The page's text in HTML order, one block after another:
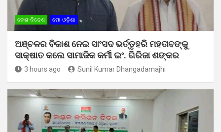
ଦେଶ-ବିଦେଶ ମୋ ଓଡ଼ିଶା
ଅଞ୍ଚଳର ବିକାଶ ନେଇ ସାଂସଦ ଭର୍ତ୍ତୃହରି ମହତାବଙ୍କୁ
ସାକ୍ଷାତ କଲେ ସାମାଜିକ କର୍ମୀ ଇଂ. ଗିରିଜା ଶଙ୍କର
3 hours ago Sunil Kumar Dhangadamajhi